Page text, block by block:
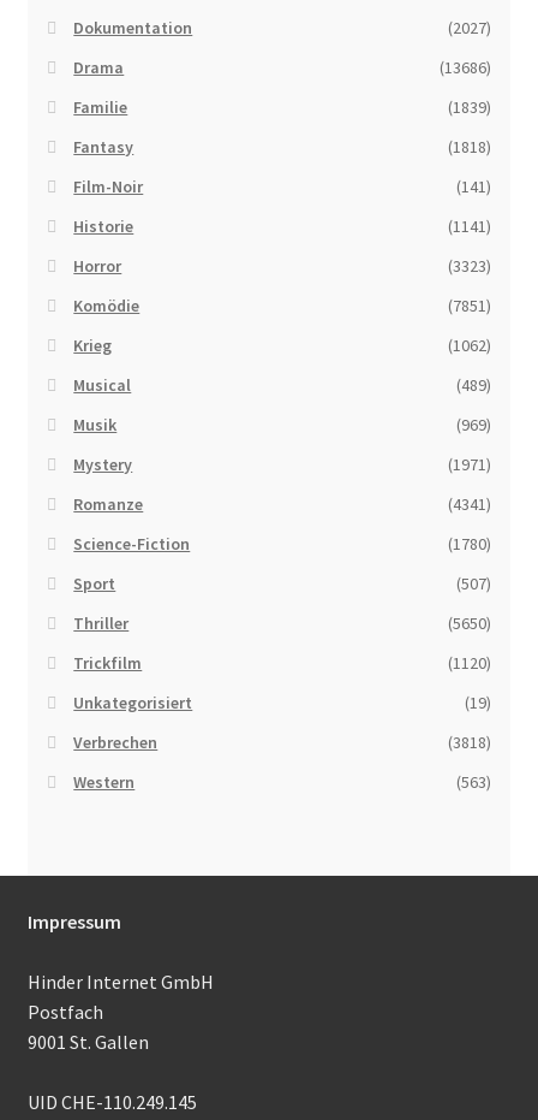
Dokumentation
(2027)
Drama
(13686)
Familie
(1839)
Fantasy
(1818)
Film-Noir
(141)
Historie
(1141)
Horror
(3323)
Komödie
(7851)
Krieg
(1062)
Musical
(489)
Musik
(969)
Mystery
(1971)
Romanze
(4341)
Science-Fiction
(1780)
Sport
(507)
Thriller
(5650)
Trickfilm
(1120)
Unkategorisiert
(19)
Verbrechen
(3818)
Western
(563)
Impressum
Hinder Internet GmbH
Postfach
9001 St. Gallen
UID CHE-110.249.145